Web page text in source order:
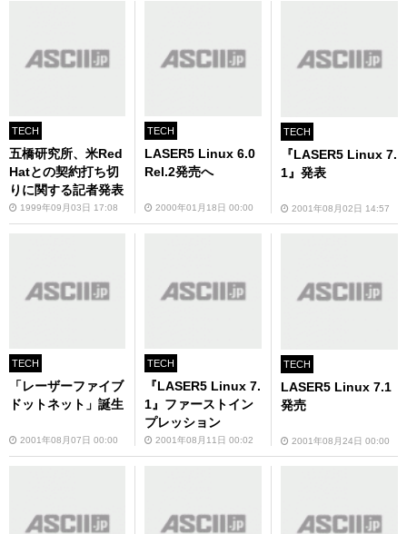
TECH
五橋研究所、米Red
Hatとの契約打ち切
りに関する記者発表
1999年09月03日 17:08
TECH
LASER5 Linux 6.0
Rel.2発売へ
2000年01月18日 00:00
TECH
『LASER5 Linux 7.
1』発表
2001年08月02日 14:57
TECH
「レーザーファイブ
ドットネット」誕生
2001年08月07日 00:00
TECH
『LASER5 Linux 7.
1』ファーストイン
プレッション
2001年08月11日 00:02
TECH
LASER5 Linux 7.1
発売
2001年08月24日 00:00